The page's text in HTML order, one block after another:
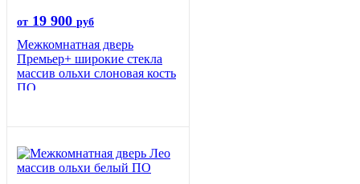
от 19 900 руб
Межкомнатная дверь
Премьер+ широкие стекла
массив ольхи слоновая кость
ПО